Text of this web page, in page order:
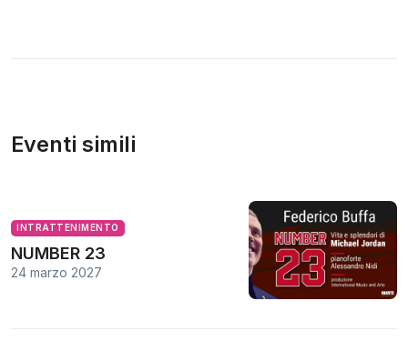
Eventi simili
INTRATTENIMENTO
NUMBER 23
24 marzo 2027